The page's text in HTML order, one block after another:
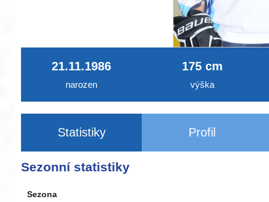
21.11.1986
narozen
175 cm
výška
Statistiky Profil
Sezonní statistiky
Sezona